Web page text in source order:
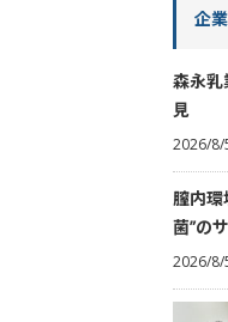
企
森永乳
見
2026/8/
膣内環
菌”の
2026/8/